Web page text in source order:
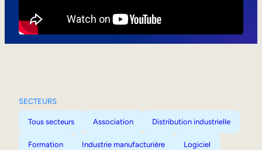
SECTEURS
Tous secteurs Association Distribution industrielle
Formation Industrie manufacturière Logiciel